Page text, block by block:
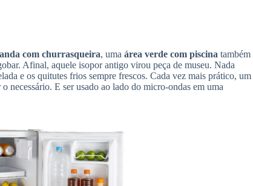
com churrasqueira, uma área verde com piscina também
Afinal, aquele isopor antigo virou peça de museu. Nada
e os quitutes frios sempre frescos. Cada vez mais prático, um
necessário. E ser usado ao lado do micro-ondas em uma